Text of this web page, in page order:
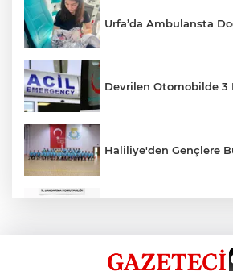
Urfa’da Ambulansta
Devrilen Otomobilde 3
Haliliye'den Gençlere